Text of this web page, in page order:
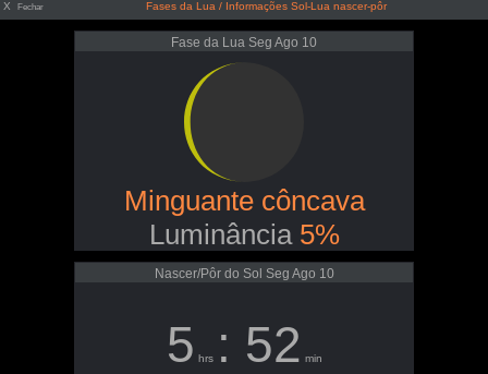
X Fechar Fases da Lua / Informações Sol-Lua nascer-pôr
Fase da Lua Seg Ago 10
Minguante côncava
Luminância 5%
Nascer/Pôr do Sol Seg Ago 10
5 hrs : 52 min